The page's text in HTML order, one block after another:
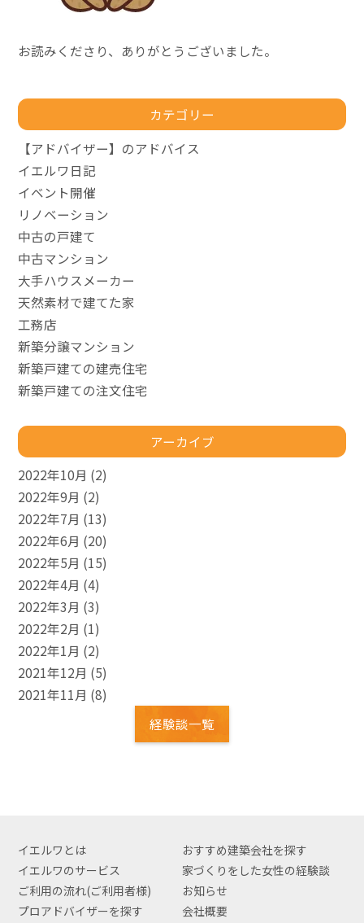
お読みくださり、ありがとうございました。
カテゴリー
【アドバイザー】のアドバイス
イエルワ日記
イベント開催
リノベーション
中古の戸建て
中古マンション
大手ハウスメーカー
天然素材で建てた家
工務店
新築分譲マンション
新築戸建ての建売住宅
新築戸建ての注文住宅
アーカイブ
2022年10月 (2)
2022年9月 (2)
2022年7月 (13)
2022年6月 (20)
2022年5月 (15)
2022年4月 (4)
2022年3月 (3)
2022年2月 (1)
2022年1月 (2)
2021年12月 (5)
2021年11月 (8)
経験談一覧
イエルワとは
イエルワのサービス
ご利用の流れ(ご利用者様)
プロアドバイザーを探す
おすすめ建築会社を探す
家づくりをした女性の経験談
お知らせ
会社概要